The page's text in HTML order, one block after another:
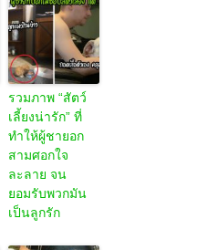
รวมภาพ “สัตว์
เลี้ยงน่ารัก” ที่
ทำให้ผู้ชายอก
สามศอกใจ
ละลาย จน
ยอมรับพวกมัน
เป็นลูกรัก